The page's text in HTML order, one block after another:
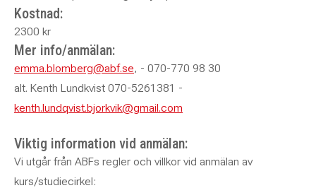
Kostnad:
2300 kr
Mer info/anmälan:
emma.blomberg@abf.se, - 070-770 98 30
alt. Kenth Lundkvist 070-5261381 -
kenth.lundqvist.bjorkvik@gmail.com
Viktig information vid anmälan:
Vi utgår från ABFs regler och villkor vid anmälan av
kurs/studiecirkel: